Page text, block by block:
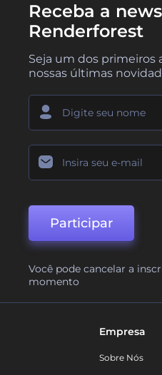
Receba a
Renderforest
Seja um dos primeiros
nossas últimas
Participar
Você pode cancelar a
momento
Empresa
Sobre Nós